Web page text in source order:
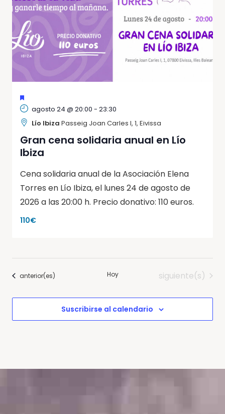
DESTACADO
Gran cena solidaria anual en Lío
Ibiza
agosto 24 @ 20:00 - 23:30
Lío Ibiza Passeig Joan Carles I, 1, Eivissa
Cena solidaria anual de la Asociación Elena
Torres en Lío Ibiza, el lunes 24 de agosto de
2026 a las 20:00 h. Precio donativo: 110 euros.
110€
Eventos
anterior(es) Hoy Eventos
siguiente(s)
Suscribirse al calendario